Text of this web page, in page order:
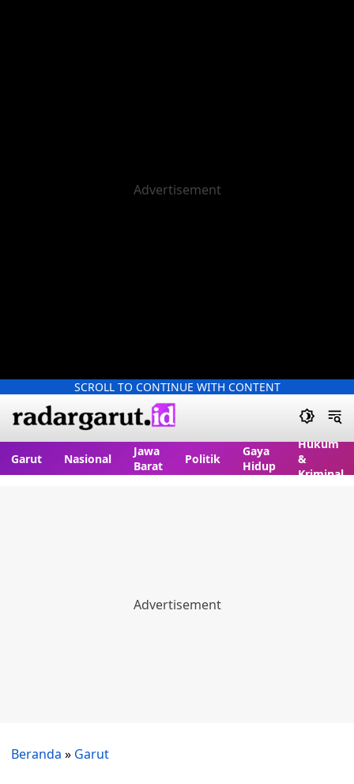
SCROLL TO CONTINUE WITH CONTENT
Garut Nasional
Jawa
Barat
Politik
Gaya
Hidup
Hukum
&
Kriminal
Beranda » Garut